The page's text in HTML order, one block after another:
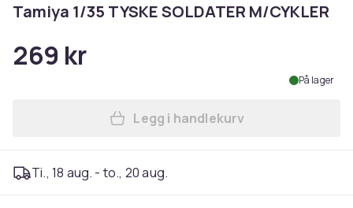
Tamiya 1/35 TYSKE SOLDATER M/CYKLER
269 kr
På lager
Legg Tamiya 1/35 TYSKE
Legg i handlekurv
Ti., 18 aug. - to., 20 aug.